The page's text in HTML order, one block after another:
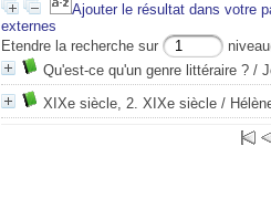
Ajouter le résultat dans votre
externes
Etendre la recherche sur
Qu'est-ce qu'un genre littéraire ? /
XIXe siècle, 2. XIXe siècle /